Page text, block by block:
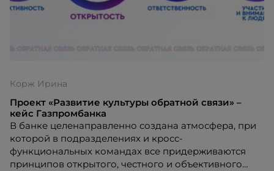
Корж Ирина
Проект «Развитие культуры обратной связи» –
кейс Газпромбанка
В банке целенаправленно создана атмосфера, при
которой в подразделениях и кросс-
функциональных командах все придерживаются
принципов открытого, честного и объективного